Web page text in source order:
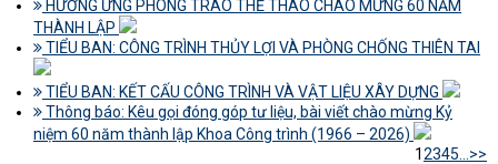
HƯỞNG ỨNG PHONG TRÀO THỂ THAO CHÀO MỪNG 60 NĂM
THÀNH LẬP
TIỂU BAN: CÔNG TRÌNH THỦY LỢI VÀ PHÒNG CHỐNG THIÊN TAI
TIỂU BAN: KẾT CẤU CÔNG TRÌNH VÀ VẬT LIỆU XÂY DỰNG
Thông báo: Kêu gọi đóng góp tư liệu, bài viết chào mừng Kỷ
niệm 60 năm thành lập Khoa Công trình (1966 – 2026)
12345 >>